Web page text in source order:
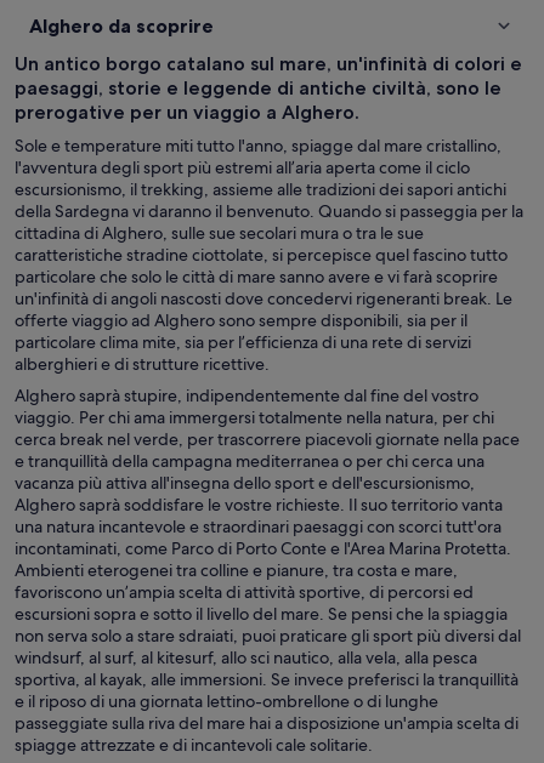
Alghero da scoprire
Un antico borgo catalano sul mare, un'infinità di colori e
paesaggi, storie e leggende di antiche civiltà, sono le
prerogative per un viaggio a Alghero.
Sole e temperature miti tutto l'anno, spiagge dal mare cristallino,
l'avventura degli sport più estremi all’aria aperta come il ciclo
escursionismo, il trekking, assieme alle tradizioni dei sapori antichi
della Sardegna vi daranno il benvenuto. Quando si passeggia per la
cittadina di Alghero, sulle sue secolari mura o tra le sue
caratteristiche stradine ciottolate, si percepisce quel fascino tutto
particolare che solo le città di mare sanno avere e vi farà scoprire
un'infinità di angoli nascosti dove concedervi rigeneranti break. Le
offerte viaggio ad Alghero sono sempre disponibili, sia per il
particolare clima mite, sia per l’efficienza di una rete di servizi
alberghieri e di strutture ricettive.
Alghero saprà stupire, indipendentemente dal fine del vostro
viaggio. Per chi ama immergersi totalmente nella natura, per chi
cerca break nel verde, per trascorrere piacevoli giornate nella pace
e tranquillità della campagna mediterranea o per chi cerca una
vacanza più attiva all'insegna dello sport e dell'escursionismo,
Alghero saprà soddisfare le vostre richieste. Il suo territorio vanta
una natura incantevole e straordinari paesaggi con scorci tutt'ora
incontaminati, come Parco di Porto Conte e l'Area Marina Protetta.
Ambienti eterogenei tra colline e pianure, tra costa e mare,
favoriscono un’ampia scelta di attività sportive, di percorsi ed
escursioni sopra e sotto il livello del mare. Se pensi che la spiaggia
non serva solo a stare sdraiati, puoi praticare gli sport più diversi dal
windsurf, al surf, al kitesurf, allo sci nautico, alla vela, alla pesca
sportiva, al kayak, alle immersioni. Se invece preferisci la tranquillità
e il riposo di una giornata lettino-ombrellone o di lunghe
passeggiate sulla riva del mare hai a disposizione un'ampia scelta di
spiagge attrezzate e di incantevoli cale solitarie.